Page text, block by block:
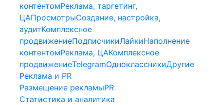
контентомРеклама, таргетинг,
ЦАПросмотрыСоздание, настройка,
аудитКомплексное
продвижениеПодписчикиЛайкиНаполнение
контентомРеклама, ЦАКомплексное
продвижениеTelegramОдноклассникиДругие
Реклама и PR
Размещение рекламыPR
Статистика и аналитика